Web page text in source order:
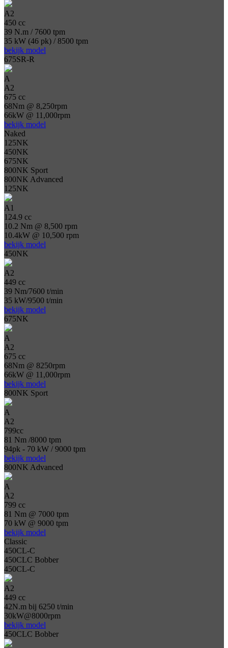
A2
450 cc
39 N.m / 7600 tpm
35 kW (46 pk) / 8500 tpm
bekijk model
675SR-R
A
A2
675 cc
68Nm @ 8,250rpm
66kW @ 11,000rpm
bekijk model
Naked
125NK
450NK
675NK
800NK Sport
800NK Advanced
125NK
A1
124.9 cc
10.2 Nm @ 8,500 rpm
10.4kW @ 10,500 rpm
bekijk model
450NK
A2
449 cc
39 Nm/7600 t/min
35 kW/9500 t/min
bekijk model
675NK
A
A2
675 cc
68Nm @ 8250rpm
66kW @ 11,000rpm
bekijk model
800NK Sport
A
A2
799cc
81 Nm /8000 tpm
94pk - 70 kW / 9000 tpm
bekijk model
800NK Advanced
A
A2
799 cc
81 Nm @ 7000 tpm
70 kW @ 9000 tpm
bekijk model
Classic
450CL-C
450CLC Bobber
450CL-C
A2
449 cc
42N.m bij 6250 t/min
30kW@8000rpm
bekijk model
450CLC Bobber